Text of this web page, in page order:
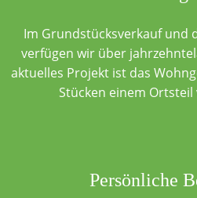
Im Grundstücksverkauf und
verfügen wir über
aktuelles Projekt ist das
Stücken einem
Persönliche